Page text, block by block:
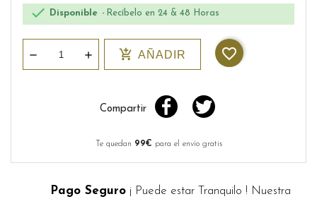
 Disponible Recíbelo en 24 & 48 Horas
add_shopping_cart AÑADIR favorite_border
Compartir
Te quedan 99€ para el envío gratis
Pago Seguro ¡ Puede estar Tranquilo ! Nuestra